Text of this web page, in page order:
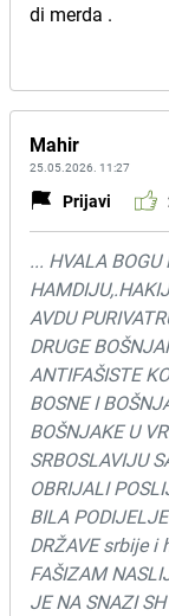
di merda .
Mahir
25.05.2026. 11:27
Prijavi
... HVALA
AVDU
DRUGE
ANTIFAŠISTE
BOSNE I
BOŠNJAKE U
SRBOSLAVIJU
OBRIJALI
BILA
DRŽAVE srbije i
FAŠIZAM
JE NA SNAZI